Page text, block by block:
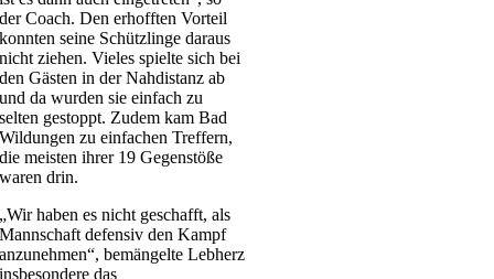
der Coach. Den erhofften Vorteil
konnten seine Schützlinge daraus
nicht ziehen. Vieles spielte sich bei
den Gästen in der Nahdistanz ab
und da wurden sie einfach zu
selten gestoppt. Zudem kam Bad
Wildungen zu einfachen Treffern,
die meisten ihrer 19 Gegenstöße
waren drin.
„Wir haben es nicht geschafft, als
Mannschaft defensiv den Kampf
anzunehmen“, bemängelte Lebherz
insbesondere das